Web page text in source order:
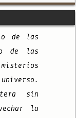
de las
de las
sin
la